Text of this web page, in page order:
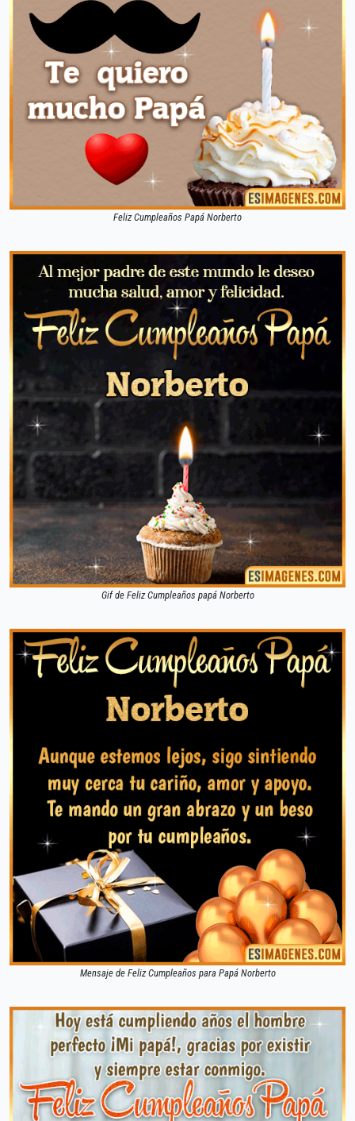
Feliz Cumpleaños Papá Norberto
Gif de Feliz Cumpleaños papá Norberto
Mensaje de Feliz Cumpleaños para Papá Norberto